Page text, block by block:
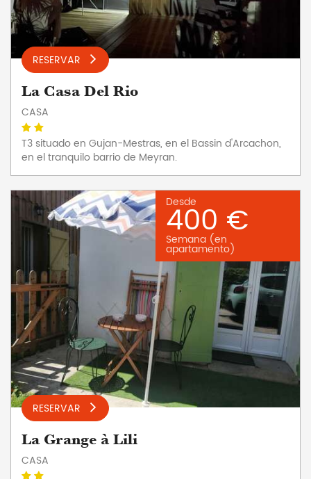
RESERVAR
La Casa Del Rio
CASA
T3 situado en Gujan-Mestras, en el Bassin d'Arcachon,
en el tranquilo barrio de Meyran.
Desde
400 €
Semana (en
apartamento)
RESERVAR
La Grange à Lili
CASA